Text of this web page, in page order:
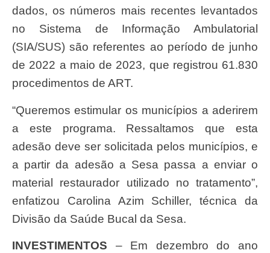
dados, os números mais recentes levantados
no Sistema de Informação Ambulatorial
(SIA/SUS) são referentes ao período de junho
de 2022 a maio de 2023, que registrou 61.830
procedimentos de ART.
“Queremos estimular os municípios a aderirem
a este programa. Ressaltamos que esta
adesão deve ser solicitada pelos municípios, e
a partir da adesão a Sesa passa a enviar o
material restaurador utilizado no tratamento”,
enfatizou Carolina Azim Schiller, técnica da
Divisão da Saúde Bucal da Sesa.
INVESTIMENTOS – Em dezembro do ano